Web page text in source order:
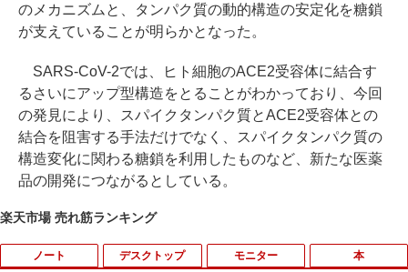
のメカニズムと、タンパク質の動的構造の安定化を糖鎖
が支えていることが明らかとなった。
SARS-CoV-2では、ヒト細胞のACE2受容体に結合す
るさいにアップ型構造をとることがわかっており、今回
の発見により、スパイクタンパク質とACE2受容体との
結合を阻害する手法だけでなく、スパイクタンパク質の
構造変化に関わる糖鎖を利用したものなど、新たな医薬
品の開発につながるとしている。
楽天市場 売れ筋ランキング
ノート デスクトップ モニター 本